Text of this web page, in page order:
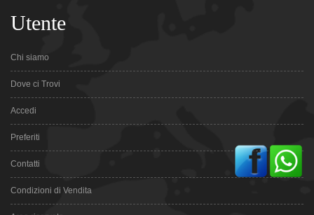
Utente
Chi siamo
Dove ci Trovi
Accedi
Preferiti
Contatti
Condizioni di Vendita